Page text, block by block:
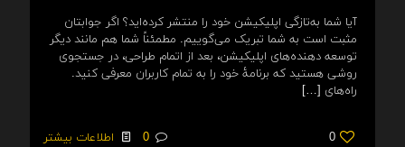
آیا شما به‌تازگی اپلیکیشن خود را منتشر کرده‌اید؟ اگر جوابتان
مثبت است به شما تبریک می‌گوییم. مطمئناً شما هم مانند دیگر
توسعه دهنده‌های اپلیکیشن، بعد از اتمام طراحی، در جستجوی
روشی هستید که برنامۀ خود را به تمام کاربران معرفی کنید.
راه‌های […]
0
0 اطلاعات بیشتر